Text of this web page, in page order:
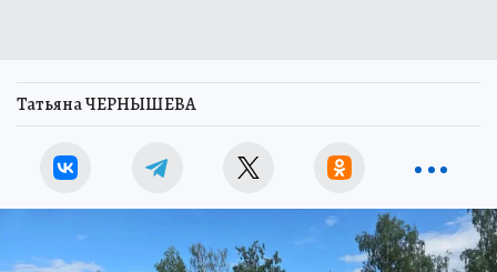
Татьяна ЧЕРНЫШЕВА